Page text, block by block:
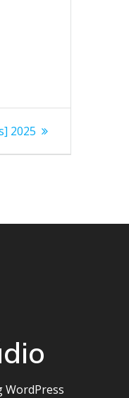
2025
WordPress